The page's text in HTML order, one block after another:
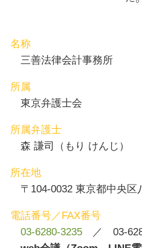
債権回収 渋谷区 相談
名称
三善法律会計事務所
所属
東京弁護士会
所属弁護士
森 謙司（もり けんじ）
所在地
〒104-0032 東京都中央
電話番号／FAX番号
03-6280-3235 ／ 03-